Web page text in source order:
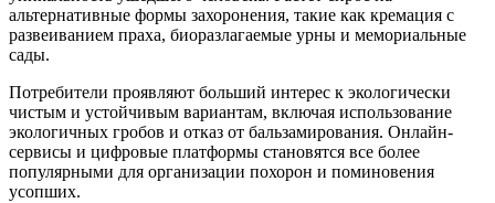
альтернативные формы захоронения, такие как кремация с
развеиванием праха, биоразлагаемые урны и мемориальные
сады.
Потребители проявляют больший интерес к экологически
чистым и устойчивым вариантам, включая использование
экологичных гробов и отказ от бальзамирования. Онлайн-
сервисы и цифровые платформы становятся все более
популярными для организации похорон и поминовения
усопших.